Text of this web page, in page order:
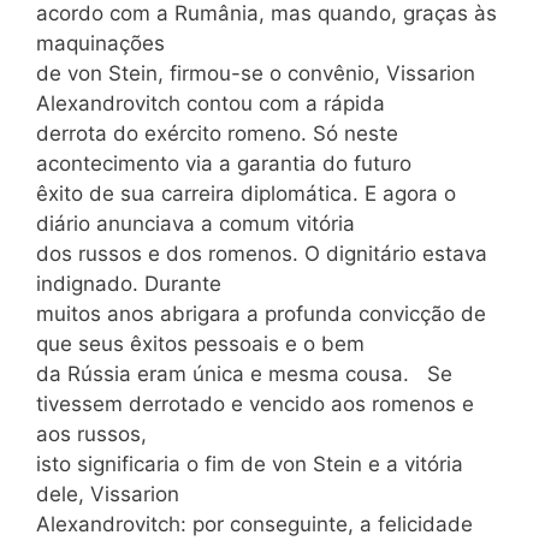
acordo com a Rumânia, mas quando, graças às
maquinações
de von Stein, firmou-se o convênio, Vissarion
Alexandrovitch contou com a rápida
derrota do exército romeno. Só neste
acontecimento via a garantia do futuro
êxito de sua carreira diplomática. E agora o
diário anunciava a comum vitória
dos russos e dos romenos. O dignitário estava
indignado. Durante
muitos anos abrigara a profunda convicção de
que seus êxitos pessoais e o bem
da Rússia eram única e mesma cousa. Se
tivessem derrotado e vencido aos romenos e
aos russos,
isto significaria o fim de von Stein e a vitória
dele, Vissarion
Alexandrovitch: por conseguinte, a felicidade